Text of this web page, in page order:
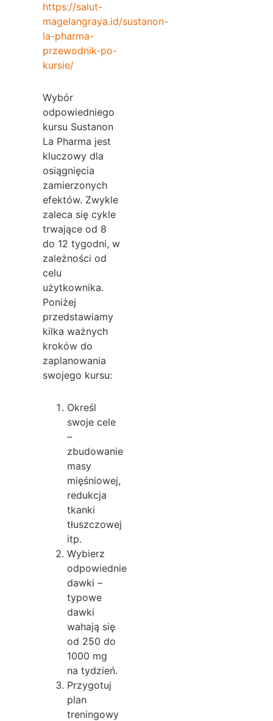
https://salut-
magelangraya.id/sustanon-
la-pharma-
przewodnik-po-
kursie/
Wybór
odpowiedniego
kursu Sustanon
La Pharma jest
kluczowy dla
osiągnięcia
zamierzonych
efektów. Zwykle
zaleca się cykle
trwające od 8
do 12 tygodni, w
zależności od
celu
użytkownika.
Poniżej
przedstawiamy
kilka ważnych
kroków do
zaplanowania
swojego kursu:
Określ
swoje cele
–
zbudowanie
masy
mięśniowej,
redukcja
tkanki
tłuszczowej
itp.
Wybierz
odpowiednie
dawki –
typowe
dawki
wahają się
od 250 do
1000 mg
na tydzień.
Przygotuj
plan
treningowy